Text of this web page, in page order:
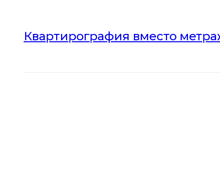
Квартирография вместо